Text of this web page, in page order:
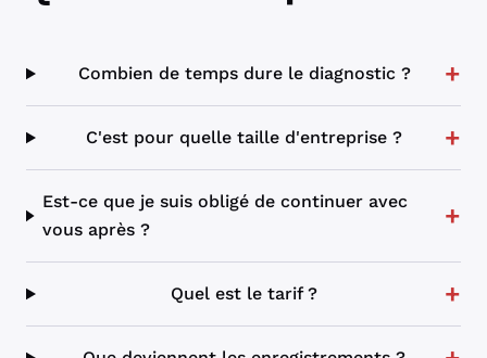
Combien de temps dure le diagnostic ? +
C'est pour quelle taille d'entreprise ? +
Est-ce que je suis obligé de continuer avec
vous après ?
+
Quel est le tarif ? +